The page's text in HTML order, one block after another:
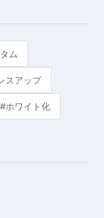
ム
スアップ
#ホワイト化